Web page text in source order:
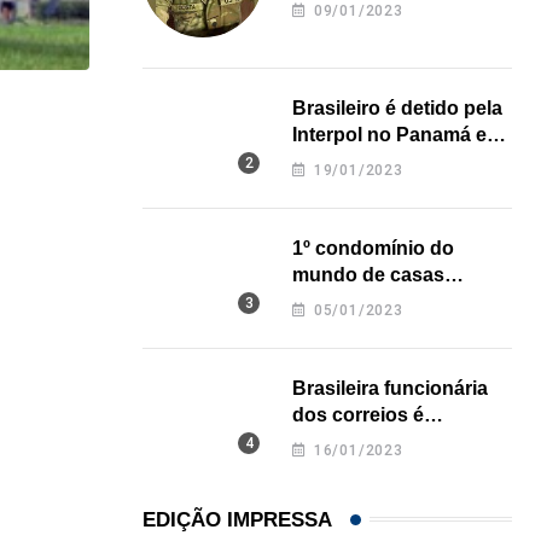
Açaí é reconhecido oficialmente como fruto
09/01/2023
Brasileiro é detido pela
Interpol no Panamá e
pode pegar prisão
19/01/2023
1º condomínio do
mundo de casas
impressas em 3D é
05/01/2023
Brasileira funcionária
dos correios é
assassinada a facadas
16/01/2023
EDIÇÃO IMPRESSA